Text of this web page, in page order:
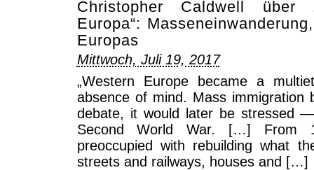
Christopher Caldwell über
Europa“:
Europas
Mittwoch, Juli 19, 2017
„Western Europe became a
absence of mind. Mass
debate, it would later be stressed
Second World War. […] From
preoccupied with rebuilding what
streets and railways, houses and […]